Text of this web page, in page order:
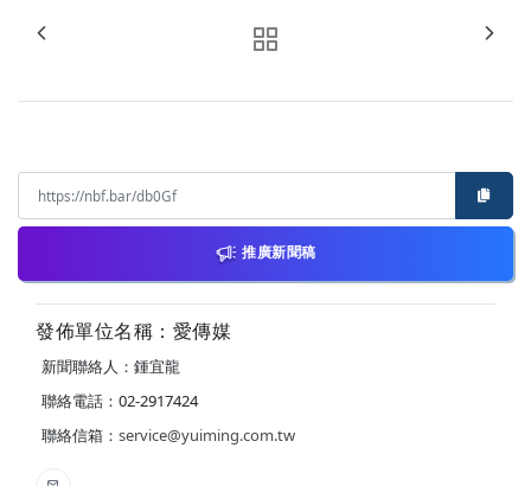
推廣新聞稿
發佈單位名稱：愛傳媒
新聞聯絡人：鍾宜龍
聯絡電話：02-2917424
聯絡信箱： service@yuiming.com.tw